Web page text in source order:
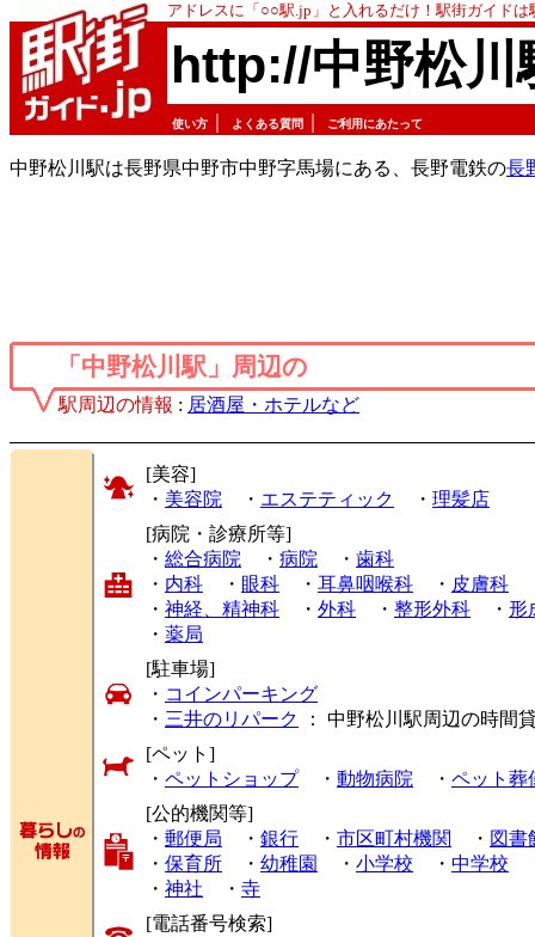
アドレスに「○○駅.jp」と入れるだけ！駅街ガイド
http://中野松川
使い方 よくある質問 ご利用にあたって
中野松川駅は長野県中野市中野字馬場にある、長野電鉄の長
「中野松川駅」周辺の
駅周辺の情報 : 居酒屋・ホテルなど
[美容]
・ 美容院 ・ エステティック ・ 理髪店
[病院・診療所等]
・ 総合病院 ・ 病院 ・ 歯科
・ 内科 ・ 眼科 ・ 耳鼻咽喉科 ・ 皮膚科
・ 神経、精神科 ・ 外科 ・ 整形外科 ・ 形
・ 薬局
[駐車場]
・ コインパーキング
・ 三井のリパーク
： 中野松川駅周辺の時間
[ペット]
・ ペットショップ・ 動物病院 ・ ペット葬
[公的機関等]
・ 郵便局 ・ 銀行 ・ 市区町村機関 ・ 図書
・ 保育所 ・ 幼稚園 ・ 小学校 ・ 中学校
・ 神社 ・ 寺
[電話番号検索]